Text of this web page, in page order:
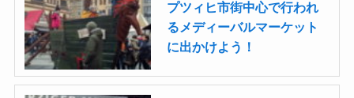
プツィヒ市街中心で行われ
るメディーバルマーケット
に出かけよう！